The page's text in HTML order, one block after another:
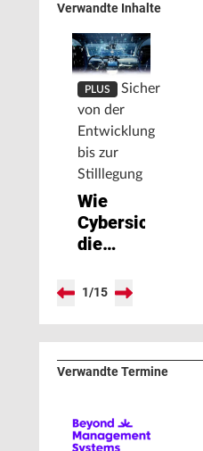
Verwandte Inhalte
PLUS
Sicher
von der
Entwicklung
bis zur
Stilllegung
Wie
Cybersicherheit
die
transformiert
1/15
Verwandte Termine